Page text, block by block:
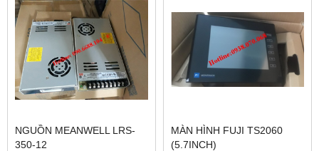
NGUỒN MEANWELL LRS-
350-12
MÀN HÌNH FUJI TS2060
(5.7INCH)